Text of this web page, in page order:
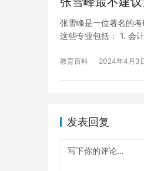
张雪峰是一位著名的
这些专业包括： 1. 会
教育百科 2024年4月3
发表回复